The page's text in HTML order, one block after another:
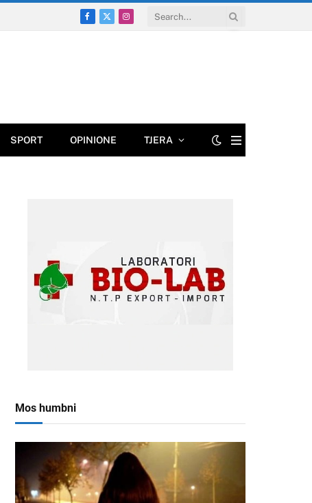
Facebook
X
Instagram
SPORT OPINIONE TJERA
Mos humbni